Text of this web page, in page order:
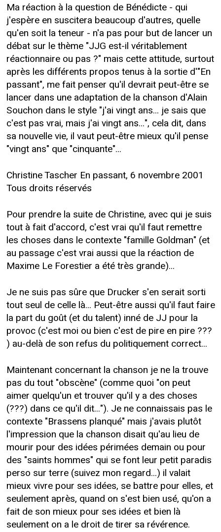
Ma réaction à la question de Bénédicte - qui
j'espère en suscitera beaucoup d'autres, quelle
qu'en soit la teneur - n'a pas pour but de lancer un
débat sur le thème "JJG est-il véritablement
réactionnaire ou pas ?" mais cette attitude, surtout
après les différents propos tenus à la sortie d'"En
passant", me fait penser qu'il devrait peut-être se
lancer dans une adaptation de la chanson d'Alain
Souchon dans le style "j'ai vingt ans... je sais que
c'est pas vrai, mais j'ai vingt ans...", cela dit, dans
sa nouvelle vie, il vaut peut-être mieux qu'il pense
"vingt ans" que "cinquante"...
Christine Tascher En passant, 6 novembre 2001
Tous droits réservés
Pour prendre la suite de Christine, avec qui je suis
tout à fait d'accord, c'est vrai qu'il faut remettre
les choses dans le contexte "famille Goldman" (et
au passage c'est vrai aussi que la réaction de
Maxime Le Forestier a été très grande)...
Je ne suis pas sûre que Drucker s'en serait sorti
tout seul de celle là... Peut-être aussi qu'il faut faire
la part du goût (et du talent) inné de JJ pour la
provoc (c'est moi ou bien c'est de pire en pire ???
) au-delà de son refus du politiquement correct...
Maintenant concernant la chanson je ne la trouve
pas du tout "obscène" (comme quoi "on peut
aimer quelqu'un et trouver qu'il y a des choses
(???) dans ce qu'il dit..."). Je ne connaissais pas le
contexte "Brassens planqué" mais j'avais plutôt
l'impression que la chanson disait qu'au lieu de
mourir pour des idées périmées demain ou pour
des "saints hommes" qui se font leur petit paradis
perso sur terre (suivez mon regard...) il valait
mieux vivre pour ses idées, se battre pour elles, et
seulement après, quand on s'est bien usé, qu'on a
fait de son mieux pour ses idées et bien là
seulement on a le droit de tirer sa révérence.